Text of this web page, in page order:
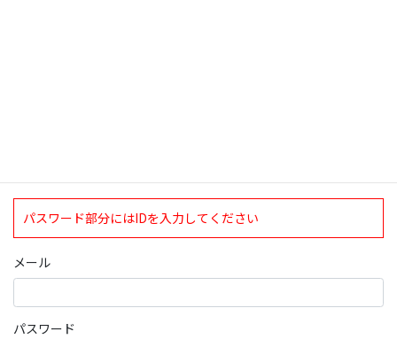
パスワード部分にはIDを入力してください
メール
パスワード